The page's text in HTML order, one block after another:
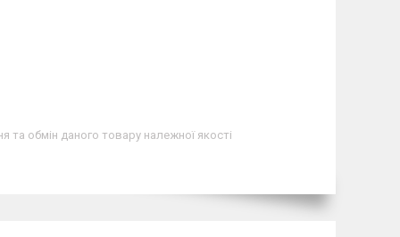
обмін даного товару належної якості